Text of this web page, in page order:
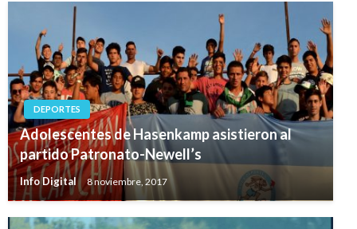
DEPORTES
Adolescentes de Hasenkamp asistieron al
partido Patronato-Newell’s
Info Digital 8 noviembre, 2017